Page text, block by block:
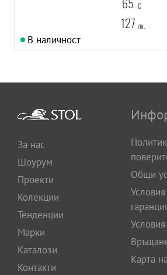
€
127 лв.
В наличност
За нас
Шоурум
Проекти
Колекции
Тенденции
Марки
Каталози
Контакти
Общи
Карта